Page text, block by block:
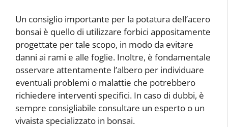
Un consiglio importante per la potatura dell’acero
bonsai è quello di utilizzare forbici appositamente
progettate per tale scopo, in modo da evitare
danni ai rami e alle foglie. Inoltre, è fondamentale
osservare attentamente l’albero per individuare
eventuali problemi o malattie che potrebbero
richiedere interventi specifici. In caso di dubbi, è
sempre consigliabile consultare un esperto o un
vivaista specializzato in bonsai.